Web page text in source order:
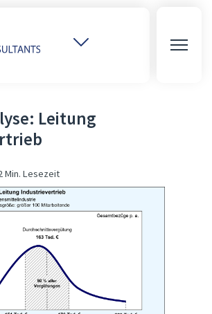
Weitere
Leitung
Min. Lesezeit